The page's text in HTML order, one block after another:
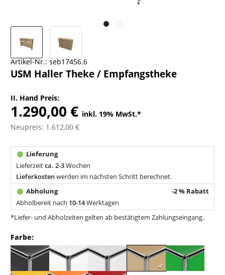
Artikel-Nr.: seb17456.6
USM Haller Theke / Empfangstheke
II. Hand Preis:
1.290,00 € inkl. 19% MwSt.*
Neupreis: 1.612,00 €
Lieferzeitca. 2-3Wochen
Lieferkostenwerden im nächsten Schritt berechnet.
-2 % Rabatt
Abholbereit nach 10-14Werktagen
*Liefer- und Abholzeiten gelten ab bestätigtem Zahlungseingang.
Farbe: